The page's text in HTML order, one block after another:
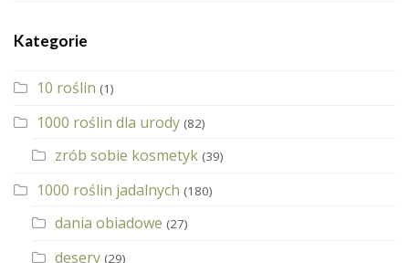
Kategorie
10 roślin (1)
1000 roślin dla urody (82)
zrób sobie kosmetyk (39)
1000 roślin jadalnych (180)
dania obiadowe (27)
desery (29)